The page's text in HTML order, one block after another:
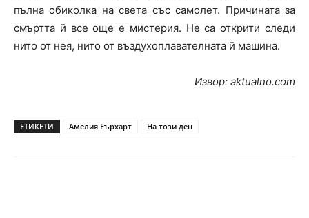
пълна обиколка на света със самолет. Причината за
смъртта й все още е мистерия. Не са открити следи
нито от нея, нито от въздухоплавателната й машина.
Извор: аktualno.com
ЕТИКЕТИ Амелия Еърхарт На този ден